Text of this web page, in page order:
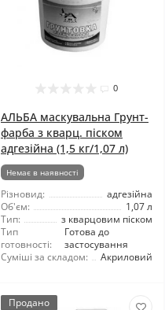
0
АЛЬБА маскувальна Грунт-
фарба з кварц. піском
адгезійна (1,5 кг/1,07 л)
Немає в наявності
Різновид:
адгезійна
Об'єм:
1,07 л
Тип:
з кварцовим піском
Тип
готовності:
Готова до
застосування
Суміші за складом:
Акриловий
Продано